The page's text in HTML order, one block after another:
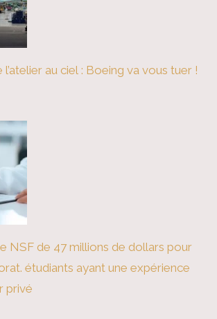
l’atelier au ciel : Boeing va vous tuer !
NSF de 47 millions de dollars pour
étudiants ayant une expérience
privé